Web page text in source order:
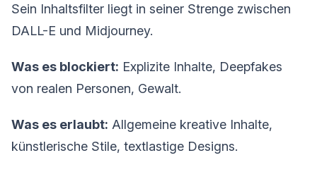
Sein Inhaltsfilter liegt in seiner Strenge zwischen
DALL-E und Midjourney.
Was es blockiert: Explizite Inhalte, Deepfakes
von realen Personen, Gewalt.
Was es erlaubt: Allgemeine kreative Inhalte,
künstlerische Stile, textlastige Designs.